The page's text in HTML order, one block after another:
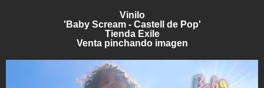
Vinilo
'Baby Scream - Castell de Pop'
Tienda Exile
Venta pinchando imagen